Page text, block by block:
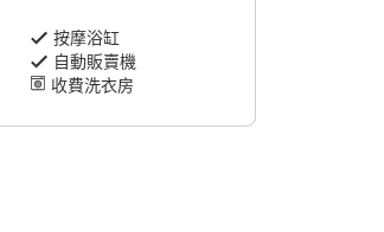
按摩浴缸
自動販賣機
收費洗衣房